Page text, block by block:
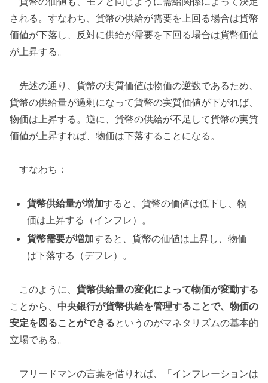
される。すなわち、貨幣の供給が需要を上回る場合は貨幣
価値が下落し、反対に供給が需要を下回る場合は貨幣価値
が上昇する。
先述の通り、貨幣の実質価値は物価の逆数であるため、
貨幣の供給量が過剰になって貨幣の実質価値が下がれば、
物価は上昇する。逆に、貨幣の供給が不足して貨幣の実質
価値が上昇すれば、物価は下落することになる。
すなわち：
貨幣供給量が増加すると、貨幣の価値は低下し、物
価は上昇する（インフレ）。
貨幣需要が増加すると、貨幣の価値は上昇し、物価
は下落する（デフレ）。
このように、 貨幣供給量の変化によって物価が変動する
ことから、 中央銀行が貨幣供給を管理することで、物価の
安定を図ることができるというのがマネタリズムの基本的
立場である。
フリードマンの言葉を借りれば、「インフレーションは